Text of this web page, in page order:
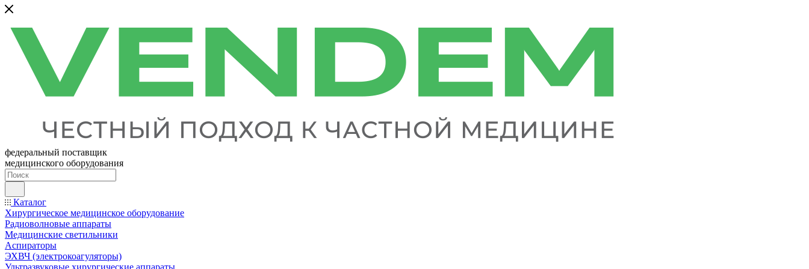
федеральный поставщик
медицинского оборудования
Каталог
Хирургическое медицинское оборудование
Радиоволновые аппараты
Медицинские светильники
Аспираторы
ЭХВЧ (электрокоагуляторы)
Ультразвуковые хирургические аппараты